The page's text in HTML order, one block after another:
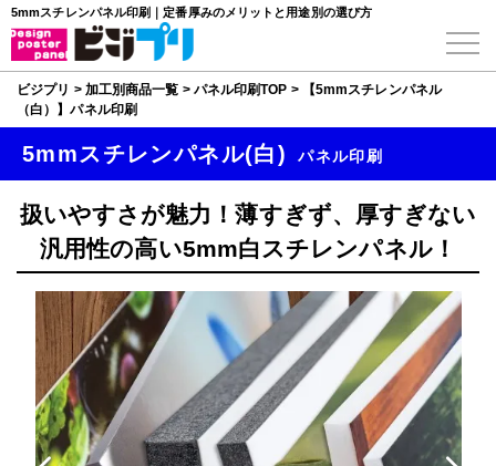
5mmスチレンパネル印刷｜定番厚みのメリットと用途別の選び方
ビジプリ > 加工別商品一覧 > パネル印刷TOP >
【5mmスチレンパネル
（白）】パネル印刷
5mmスチレンパネル(白) パネル印刷
扱いやすさが魅力！薄すぎず、厚すぎない
汎用性の高い5mm白スチレンパネル！